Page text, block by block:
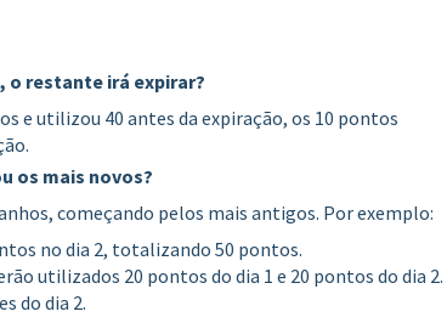
o restante irá expirar?
e utilizou 40 antes da expiração, os 10 pontos
os mais novos?
começando pelos mais antigos. Por exemplo:
no dia 2, totalizando 50 pontos.
utilizados 20 pontos do dia 1 e 20 pontos do dia 2.
do dia 2.